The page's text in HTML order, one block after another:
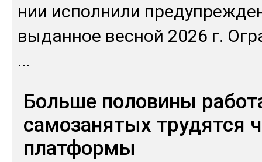
нии ис­пол­ни­ли
вы­дан­ное вес­ной 2026 г.
...
Больше половины
самозанятых трудятся
платформы